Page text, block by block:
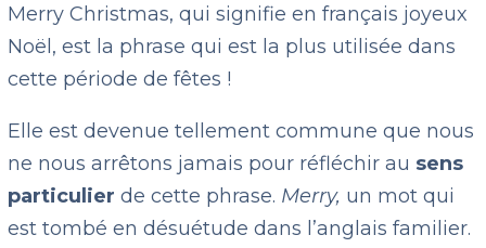
Merry Christmas, qui signifie en français joyeux
Noël, est la phrase qui est la plus utilisée dans
cette période de fêtes !
Elle est devenue tellement commune que nous
ne nous arrêtons jamais pour réfléchir au sens
particulier de cette phrase. Merry, un mot qui
est tombé en désuétude dans l’anglais familier.